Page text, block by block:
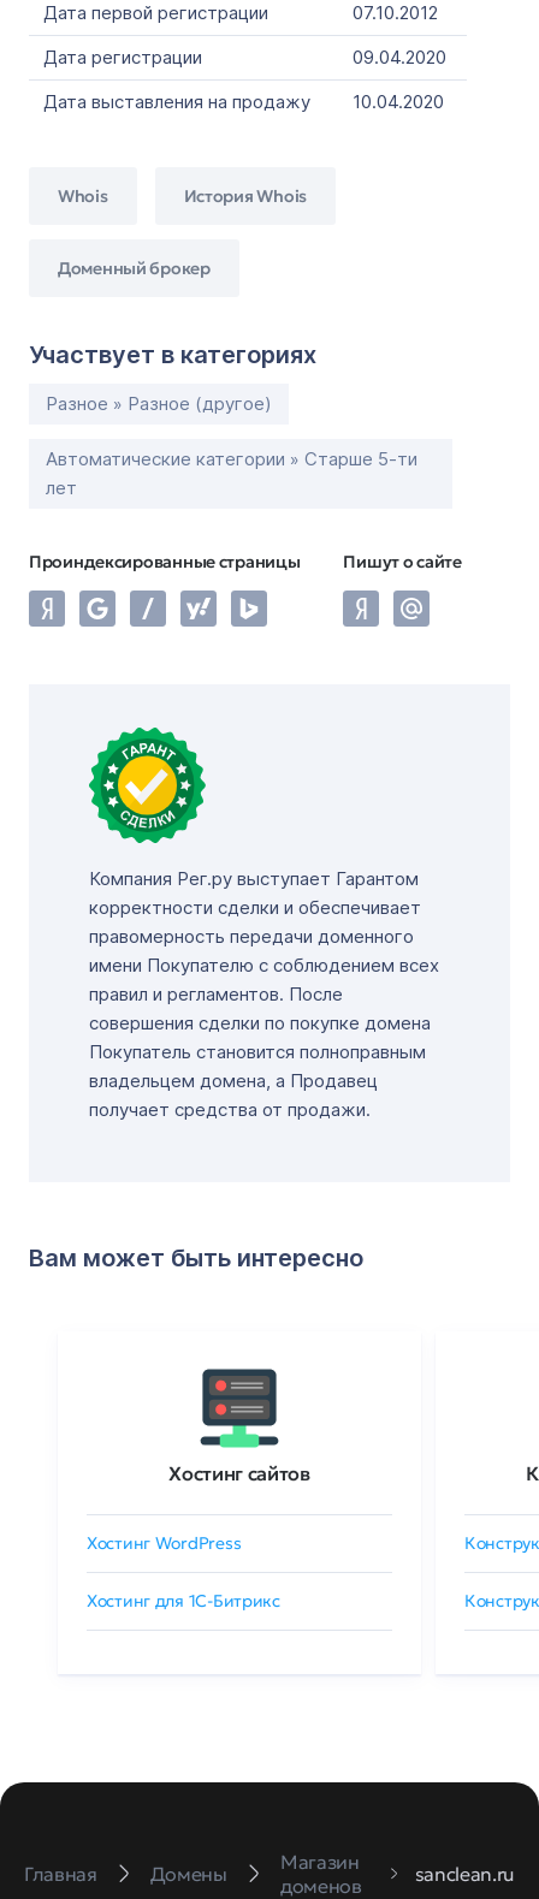
Дата первой регистрации
07.10.2012
Дата регистрации
09.04.2020
Дата выставления на продажу
10.04.2020
Whois История Whois
Доменный брокер
Участвует в категориях
Разное » Разное (другое)
Автоматические категории » Старше 5-ти
лет
Проиндексированные страницы Пишут о сайте
Компания Рег.ру выступает Гарантом
корректности сделки и обеспечивает
правомерность передачи доменного
имени Покупателю с соблюдением всех
правил и регламентов. После
совершения сделки по покупке домена
Покупатель становится полноправным
владельцем домена, а Продавец
получает средства от продажи.
Вам может быть интересно
Хостинг сайтов
Хостинг WordPress
Хостинг для 1C-Битрикс
Главная Домены
Магазин
доменов
sanclean.ru